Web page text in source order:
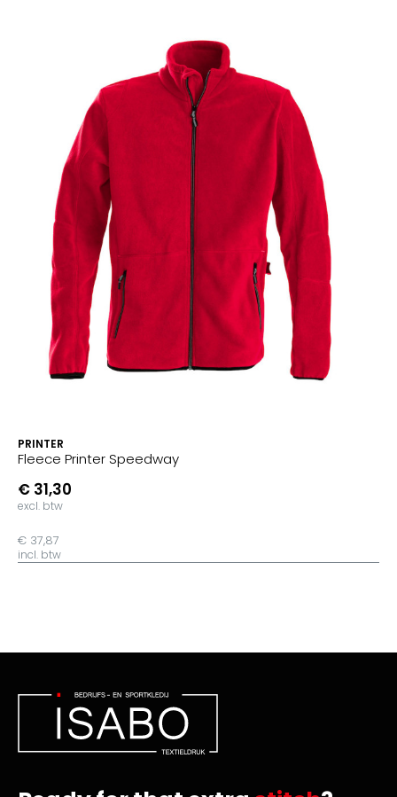
PRINTER
Fleece Printer Speedway
€ 31,30
excl. btw
€ 37,87
incl. btw